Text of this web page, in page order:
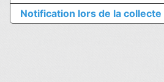
Notification lors de la collecte